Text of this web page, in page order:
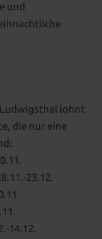
und
lohnt
die nur eine
23.12.
14.12.